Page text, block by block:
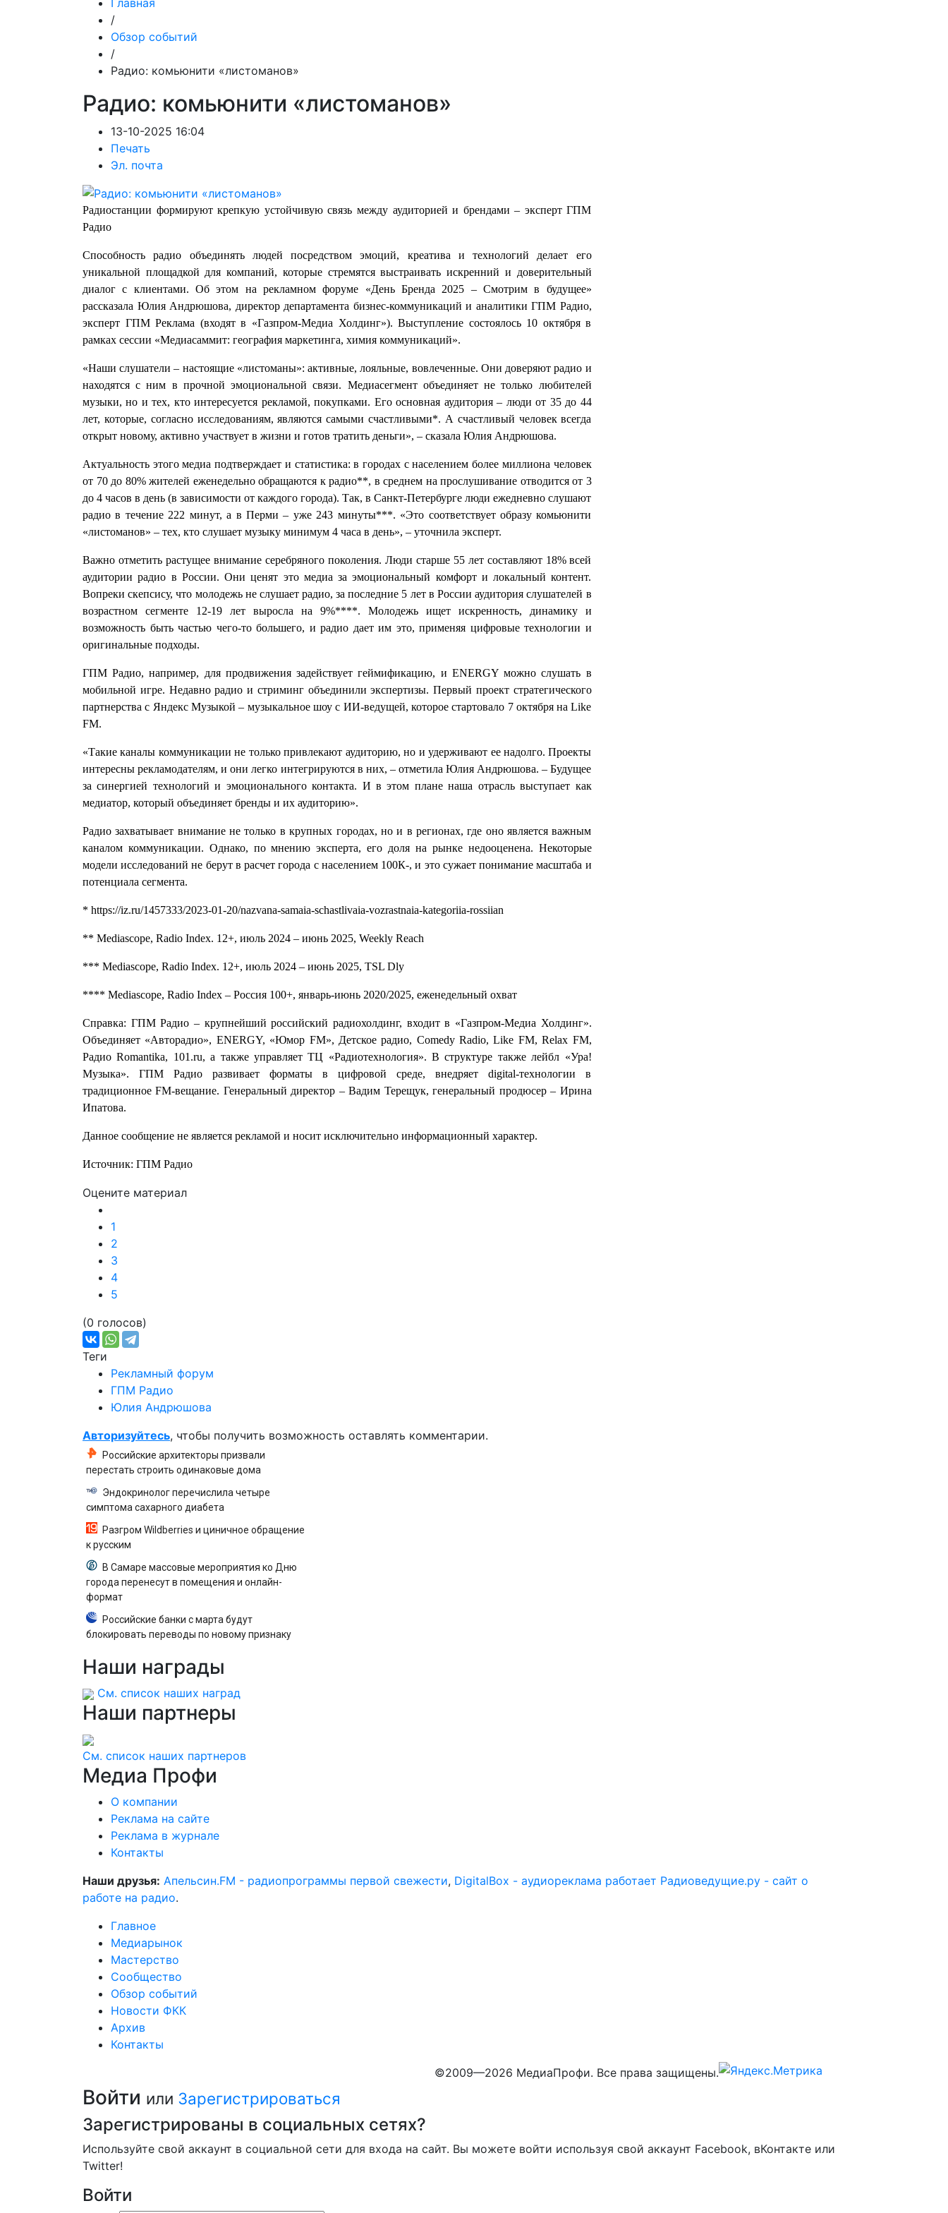
Главная
/
Обзор событий
/
Радио: комьюнити «листоманов»
Радио: комьюнити «листоманов»
13-10-2025 16:04
Печать
Эл. почта
Радиостанции формируют крепкую устойчивую связь между аудиторией и брендами – эксперт ГПМ
Радио
Способность радио объединять людей посредством эмоций, креатива и технологий делает его
уникальной площадкой для компаний, которые стремятся выстраивать искренний и доверительный
диалог с клиентами. Об этом на рекламном форуме «День Бренда 2025 – Смотрим в будущее»
рассказала Юлия Андрюшова, директор департамента бизнес-коммуникаций и аналитики ГПМ Радио,
эксперт ГПМ Реклама (входят в «Газпром-Медиа Холдинг»). Выступление состоялось 10 октября в
рамках сессии «Медиасаммит: география маркетинга, химия коммуникаций».
«Наши слушатели – настоящие «листоманы»: активные, лояльные, вовлеченные. Они доверяют радио и
находятся с ним в прочной эмоциональной связи. Медиасегмент объединяет не только любителей
музыки, но и тех, кто интересуется рекламой, покупками. Его основная аудитория – люди от 35 до 44
лет, которые, согласно исследованиям, являются самыми счастливыми*. А счастливый человек всегда
открыт новому, активно участвует в жизни и готов тратить деньги», – сказала Юлия Андрюшова.
Актуальность этого медиа подтверждает и статистика: в городах с населением более миллиона человек
от 70 до 80% жителей еженедельно обращаются к радио**, в среднем на прослушивание отводится от 3
до 4 часов в день (в зависимости от каждого города). Так, в Санкт-Петербурге люди ежедневно слушают
радио в течение 222 минут, а в Перми – уже 243 минуты***. «Это соответствует образу комьюнити
«листоманов» – тех, кто слушает музыку минимум 4 часа в день», – уточнила эксперт.
Важно отметить растущее внимание серебряного поколения. Люди старше 55 лет составляют 18% всей
аудитории радио в России. Они ценят это медиа за эмоциональный комфорт и локальный контент.
Вопреки скепсису, что молодежь не слушает радио, за последние 5 лет в России аудитория слушателей в
возрастном сегменте 12-19 лет выросла на 9%****. Молодежь ищет искренность, динамику и
возможность быть частью чего-то большего, и радио дает им это, применяя цифровые технологии и
оригинальные подходы.
ГПМ Радио, например, для продвижения задействует геймификацию, и ENERGY можно слушать в
мобильной игре. Недавно радио и стриминг объединили экспертизы. Первый проект стратегического
партнерства с Яндекс Музыкой – музыкальное шоу с ИИ-ведущей, которое стартовало 7 октября на Like
FM.
«Такие каналы коммуникации не только привлекают аудиторию, но и удерживают ее надолго. Проекты
интересны рекламодателям, и они легко интегрируются в них, – отметила Юлия Андрюшова. – Будущее
за синергией технологий и эмоционального контакта. И в этом плане наша отрасль выступает как
медиатор, который объединяет бренды и их аудиторию».
Радио захватывает внимание не только в крупных городах, но и в регионах, где оно является важным
каналом коммуникации. Однако, по мнению эксперта, его доля на рынке недооценена. Некоторые
модели исследований не берут в расчет города с населением 100К-, и это сужает понимание масштаба и
потенциала сегмента.
* https://iz.ru/1457333/2023-01-20/nazvana-samaia-schastlivaia-vozrastnaia-kategoriia-rossiian
** Mediascope, Radio Index. 12+, июль 2024 – июнь 2025, Weekly Reach
*** Mediascope, Radio Index. 12+, июль 2024 – июнь 2025, TSL Dly
**** Mediascope, Radio Index – Россия 100+, январь-июнь 2020/2025, еженедельный охват
Справка: ГПМ Радио – крупнейший российский радиохолдинг, входит в «Газпром-Медиа Холдинг».
Объединяет «Авторадио», ENERGY, «Юмор FM», Детское радио, Comedy Radio, Like FM, Relax FM,
Радио Romantika, 101.ru, а также управляет ТЦ «Радиотехнология». В структуре также лейбл «Ура!
Музыка». ГПМ Радио развивает форматы в цифровой среде, внедряет digital-технологии в
традиционное FM-вещание. Генеральный директор – Вадим Терещук, генеральный продюсер – Ирина
Ипатова.
Данное сообщение не является рекламой и носит исключительно информационный характер.
Источник: ГПМ Радио
Оцените материал
1
2
3
4
5
(0 голосов)
Теги
Рекламный форум
ГПМ Радио
Юлия Андрюшова
Авторизуйтесь, чтобы получить возможность оставлять комментарии.
Российские архитекторы призвали
перестать строить одинаковые дома
Эндокринолог перечислила четыре
симптома сахарного диабета
Разгром Wildberries и циничное обращение
к русским
В Самаре массовые мероприятия ко Дню
города перенесут в помещения и онлайн-
формат
Российские банки с марта будут
блокировать переводы по новому признаку
Наши награды
См. список наших наград
Наши партнеры
См. список наших партнеров
Медиа Профи
О компании
Реклама на сайте
Реклама в журнале
Контакты
Наши друзья: Апельсин.FM - радиопрограммы первой свежести, DigitalBox - аудиореклама работает Радиоведущие.ру - сайт о
работе на радио.
Главное
Медиарынок
Мастерство
Сообщество
Обзор событий
Новости ФКК
Архив
Контакты
©2009—2026 МедиаПрофи. Все права защищены.
Войти или Зарегистрироваться
Зарегистрированы в социальных сетях?
Используйте свой аккаунт в социальной сети для входа на сайт. Вы можете войти используя свой аккаунт Facebook, вКонтакте или
Twitter!
Войти